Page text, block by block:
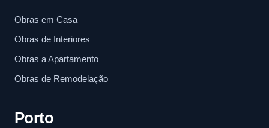
Obras em Casa
Obras de Interiores
Obras a Apartamento
Obras de Remodelação
Porto